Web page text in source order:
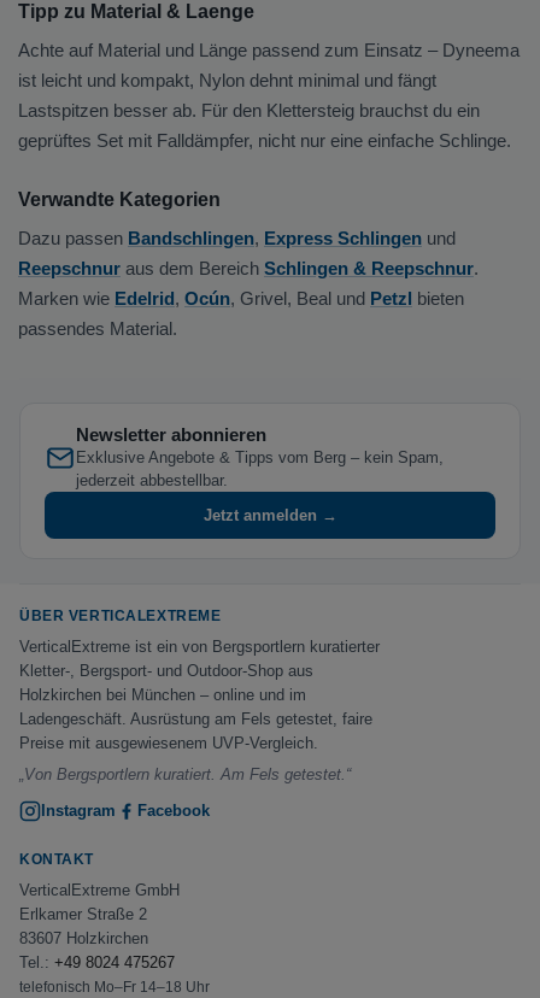
Tipp zu Material & Laenge
Achte auf Material und Länge passend zum Einsatz – Dyneema
ist leicht und kompakt, Nylon dehnt minimal und fängt
Lastspitzen besser ab. Für den Klettersteig brauchst du ein
geprüftes Set mit Falldämpfer, nicht nur eine einfache Schlinge.
Verwandte Kategorien
Dazu passen Bandschlingen, Express Schlingen und
Reepschnur aus dem Bereich Schlingen & Reepschnur.
Marken wie Edelrid, Ocún, Grivel, Beal und Petzl bieten
passendes Material.
Newsletter abonnieren
Exklusive Angebote & Tipps vom Berg – kein Spam,
jederzeit abbestellbar.
Jetzt anmelden →
ÜBER VERTICALEXTREME
VerticalExtreme ist ein von Bergsportlern kuratierter
Kletter-, Bergsport- und Outdoor-Shop aus
Holzkirchen bei München – online und im
Ladengeschäft. Ausrüstung am Fels getestet, faire
Preise mit ausgewiesenem UVP-Vergleich.
„Von Bergsportlern kuratiert. Am Fels getestet.“
Instagram
Facebook
KONTAKT
VerticalExtreme GmbH
Erlkamer Straße 2
83607 Holzkirchen
Tel.: +49 8024 475267
telefonisch Mo–Fr 14–18 Uhr